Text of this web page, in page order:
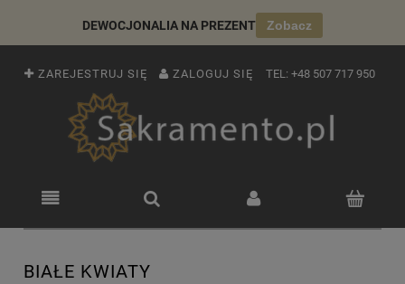
DEWOCJONALIA NA PREZENT Zobacz
ZAREJESTRUJ SIĘ ZALOGUJ SIĘ TEL: +48 507 717 950
BIAŁE KWIATY